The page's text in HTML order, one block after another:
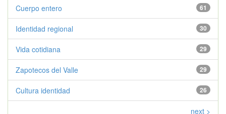
61
Cuerpo entero
30
Identidad regional
29
Vida cotidiana
29
Zapotecos del Valle
26
Cultura identidad
next >